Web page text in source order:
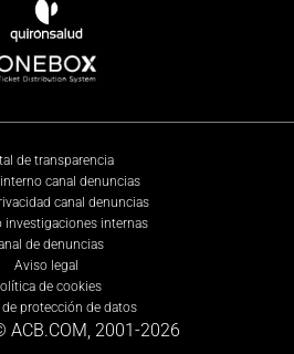
de transparencia
canal denuncias
canal denuncias
investigaciones internas
de denuncias
Aviso legal
de cookies
de protección de datos
ACB.COM, 2001-2026